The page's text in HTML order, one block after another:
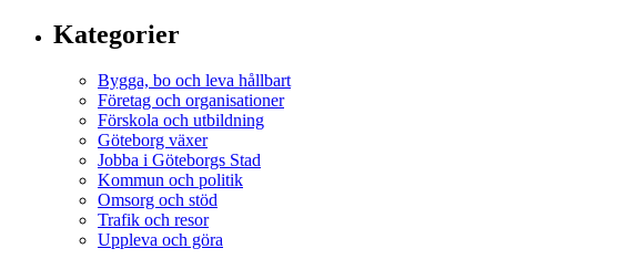
Kategorier
Bygga, bo och leva hållbart
Företag och organisationer
Förskola och utbildning
Göteborg växer
Jobba i Göteborgs Stad
Kommun och politik
Omsorg och stöd
Trafik och resor
Uppleva och göra